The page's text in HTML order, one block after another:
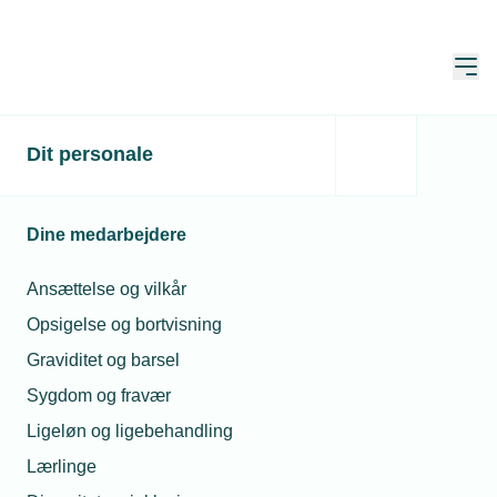
Dit personale
Dine medarbejdere
Ansættelse og vilkår
Opsigelse og bortvisning
Graviditet og barsel
Sygdom og fravær
Ligeløn og ligebehandling
Lærlinge
Nyt fradrag skal få
pensionen
Publiceret:
24. nov. 2025
Skrevet af: Frank Barrit, statsautoriseret revisor, BDO